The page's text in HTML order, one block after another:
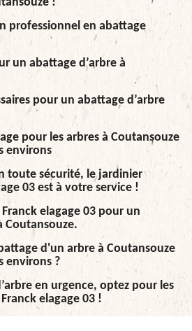
professionnel en abattage
un abattage d’arbre à
pour un abattage d’arbre
pour les arbres à Coutansouze
environs
toute sécurité, le jardinier
03 est à votre service !
Franck elagage 03 pour un
Coutansouze.
d'un arbre à Coutansouze
environs ?
en urgence, optez pour les
Franck elagage 03 !